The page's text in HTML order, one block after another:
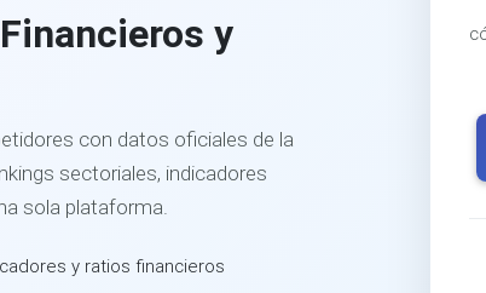
y
con datos oficiales de la
sectoriales, indicadores
sola plataforma.
y ratios financieros